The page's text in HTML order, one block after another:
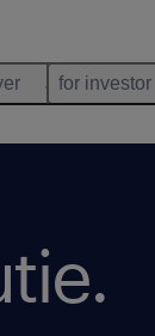
for investor
.